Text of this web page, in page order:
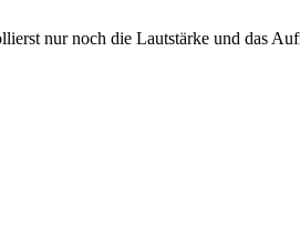
nur noch die Lautstärke und das